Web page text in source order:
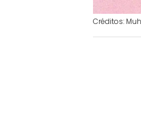
Créditos: